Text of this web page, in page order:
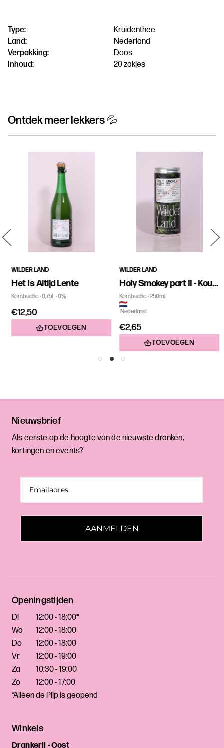
Type:
Kruidenthee
Land:
Nederland
Verpakking:
Doos
Inhoud:
20 zakjes
Ontdek meer lekkers 💦
WILDER LAND
Het Is Altijd Lente
Kombucha 0,75L 0%
€12,50
TOEVOEGEN
WILDER LAND
Holy Smokey part II - Kouwe Klets
Kombucha 250ml
Nederland
€2,65
TOEVOEGEN
Nieuwsbrief
Als eerste op de hoogte van de nieuwste dranken,
kortingen en events?
AANMELDEN
Openingstijden
Di
12:00 - 18:00*
Wo
12:00 - 18:00
Do
12:00 - 18:00
Vr
12:00 - 19:00
Za
10:30 - 19:00
Zo
12:00 - 17:00
*Alleen de Pijp is geopend
Winkels
Drankerij - Oost